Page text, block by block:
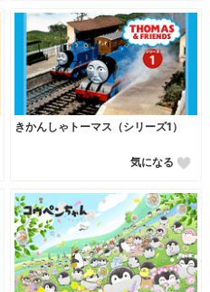
きかんしゃトーマス（シリーズ1）
気になる